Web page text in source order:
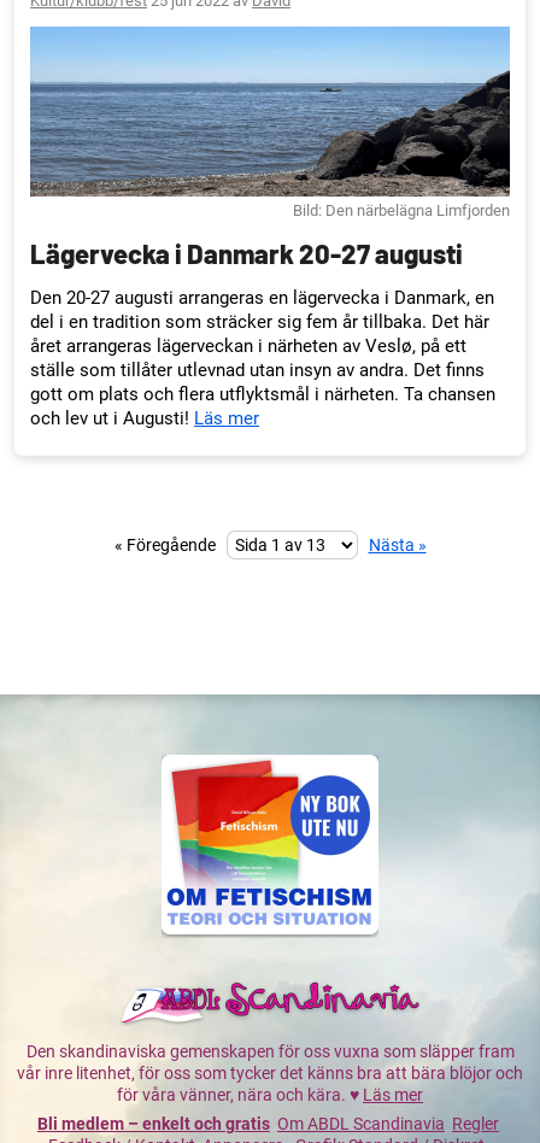
Bild: Den närbelägna Limfjorden
Lägervecka i Danmark 20-27 augusti
Den 20-27 augusti arrangeras en lägervecka i Danmark, en
del i en tradition som sträcker sig fem år tillbaka. Det här
året arrangeras lägerveckan i närheten av Veslø, på ett
ställe som tillåter utlevnad utan insyn av andra. Det finns
gott om plats och flera utflyktsmål i närheten. Ta chansen
och lev ut i Augusti! Läs mer
« Föregående Nästa »
Den skandinaviska gemenskapen för oss vuxna som släpper fram
vår inre litenhet, för oss som tycker det känns bra att bära blöjor och
för våra vänner, nära och kära. ♥ Läs mer
Bli medlem – enkelt och gratis Om ABDL Scandinavia Regler